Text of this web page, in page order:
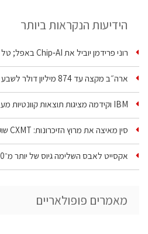
הידיעות הנקראות ביותר
רוני פרידמן יוביל את Chip‑AI באפל; טל ענבר ינהל את…
ארה״ב מקצה עד 874 מיליון דולר לשבע טכנולוגיות שבבים…
IBM וקידמה מציגות תוצאות קוונטיות מעבר ליכולת…
סין מאיצה את מרוץ הזיכרונות: CXMT שוקלת להקים מפעל…
אקסייט לאבס השלימה גיוס של יותר מ־300 מיליון דולר…
מאמרים פופולאריים